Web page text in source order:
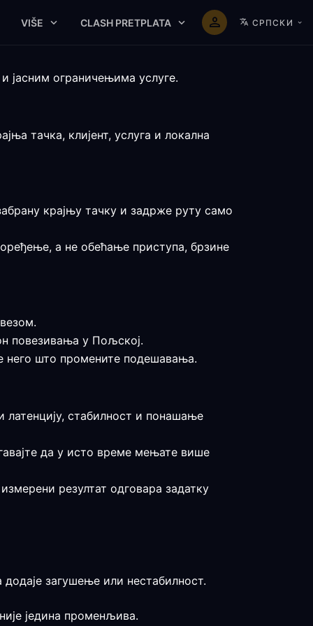
VIŠE CLASH PRETPLATA СРПСКИ
ограничењима услуге.
тачка, клијент, услуга и локална
крајњу тачку и задрже руту само
а не обећање приступа, брзине
повезивања у Пољској.
него што промените подешавања.
латенцију, стабилност и понашање
да у исто време мењате више
резултат одговара задатку
загушење или нестабилност.
једина променљива.